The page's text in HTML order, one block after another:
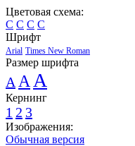
Цветовая схема:
C C C C
Шрифт
Arial Times New Roman
Размер шрифта
A A A
Кернинг
1 2 3
Изображения:
Обычная версия